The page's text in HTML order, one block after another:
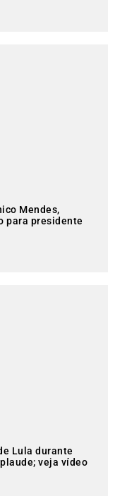
Mendes,
para presidente
Lula durante
veja vídeo